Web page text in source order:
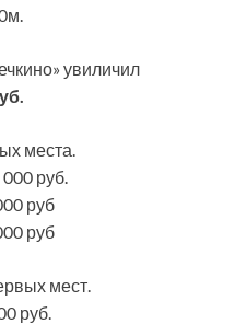
увиличил
места.
руб.
руб
руб
мест.
руб.